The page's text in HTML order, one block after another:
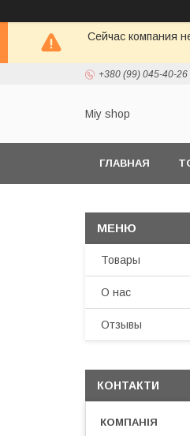
Сейчас компания
+380 (99) 045-40-26
Miy shop
ГЛАВНАЯ
Товары
О нас
Отзывы
КОНТАКТИ